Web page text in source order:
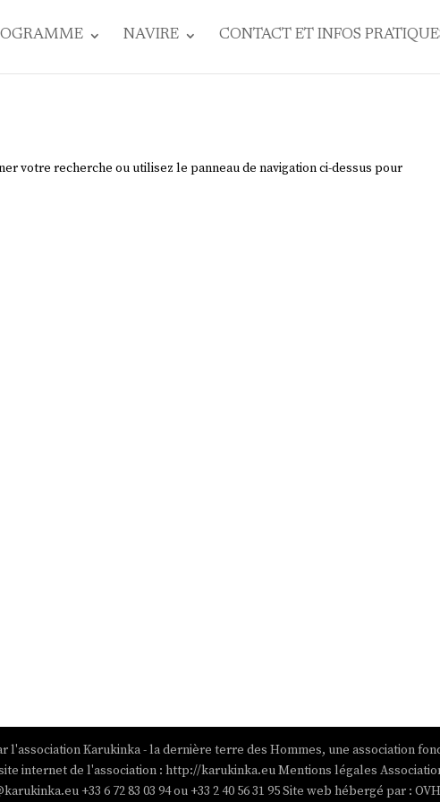
NAVIRE CONTACT ET INFOS
votre recherche ou utilisez le panneau de navigation ci-dessus pour
Karukinka - la dernière terre des Hommes, une association
internet de l'association : http://karukinka.eu Mentions légales Association
+33 6 72 83 03 94 ou +33 2 40 56 31 95 Site web hébergé par :